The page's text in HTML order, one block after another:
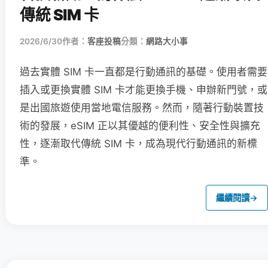
傳統 SIM 卡
2026/6/30作者： 客座投稿分類： 網路大小事
過去實體 SIM 卡一直都是行動通訊的基礎。使用者需要
插入或更換實體 SIM 卡才能更換手機、申辦新門號，或
是出國旅遊使用當地電信服務。然而，隨著行動裝置技
術的發展，eSIM 正以其優越的便利性、安全性與擴充
性，逐漸取代傳統 SIM 卡，成為現代行動通訊的新標
準。
繼續閱讀→